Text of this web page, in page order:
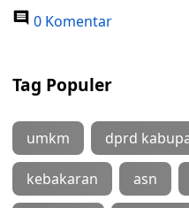
0 Komentar
Tag Populer
umkm dprd
kebakaran asn